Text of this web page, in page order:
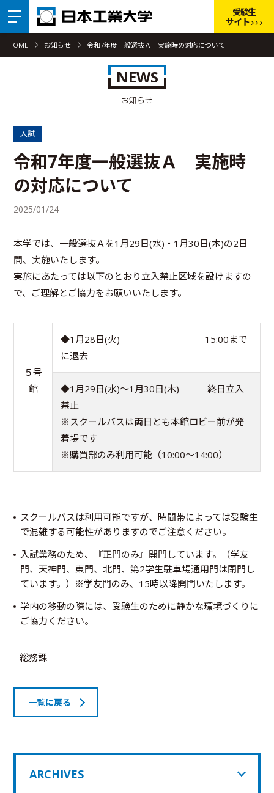
受験生
サイト
HOME お知らせ 令和7年度一般選抜Ａ 実施時の対応について
NEWS
お知らせ
入試
令和7年度一般選抜Ａ 実施時
の対応について
2025/01/24
本学では、一般選抜Ａを1月29日(水)・1月30日(木)の2日
間、実施いたします。
実施にあたっては以下のとおり立入禁止区域を設けますの
で、ご理解とご協力をお願いいたします。
５号
館
◆1月28日(火) 15:00まで
に退去
◆1月29日(水)～1月30日(木) 終日立入
禁止
※スクールバスは両日とも本館ロビー前が発
着場です
※購買部のみ利用可能（10:00～14:00）
スクールバスは利用可能ですが、時間帯によっては受験生
で混雑する可能性がありますのでご注意ください。
入試業務のため、『正門のみ』開門しています。（学友
門、天神門、東門、北門、第2学生駐車場通用門は閉門し
ています。）※学友門のみ、15時以降開門いたします。
学内の移動の際には、受験生のために静かな環境づくりに
ご協力ください。
- 総務課
一覧に戻る
ARCHIVES